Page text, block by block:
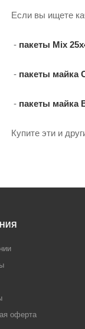
Если вы ищете
- пакеты Mix
- пакеты майка
- пакеты майка
Купите эти и
оферта